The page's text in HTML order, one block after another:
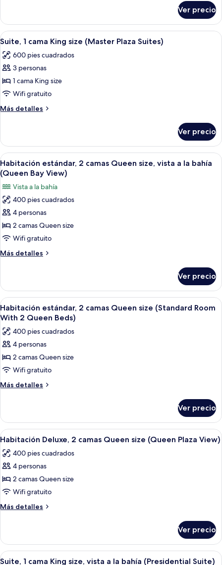
a
la
bahía
(Bay
View
Master
Suite)
1
cama
King
vista
a
bahía
(Bay
Master
Ver precio
Abrir
todas
las
fotos
de
Suite,
1
cama
size
(Master
Plaza
Suites)
Una habitación de hotel con una
8
Suite, 1 cama King size (Master Plaza Suites)
600 pies cuadrados
3 personas
1 cama King size
Wifi gratuito
Más detalles
Más
1
cama
King
size
(Master
Plaza
Suites)
Ver precio
Abrir
todas
las
fotos
de
Habitación
estándar,
2
camas
Queen
vista
la
bahía
(Queen
Bay
View)
Una habitación de hotel con cama,
5
Habitación estándar, 2 camas Queen size, vista a la bahía
(Queen Bay View)
Vista a la bahía
400 pies cuadrados
4 personas
2 camas Queen size
Wifi gratuito
Más detalles
Más
estándar,
camas
Queen
vista
a
bahía
(Queen
View)
Ver precio
Abrir
todas
las
fotos
de
Habitación
estándar,
2
size
(Standard
Room
With
2
Queen
Beds)
Habitación de hotel con dos camas,
4
Habitación estándar, 2 camas Queen size (Standard Room
With 2 Queen Beds)
400 pies cuadrados
4 personas
2 camas Queen size
Wifi gratuito
Más detalles
Más
estándar,
camas
size
(Standard
With
2
Beds)
Ver precio
Abrir
todas
las
fotos
de
Habitación
Deluxe,
2
Queen
size
(Queen
Habitación de hotel con dos camas,
4
Habitación Deluxe, 2 camas Queen size (Queen Plaza View)
400 pies cuadrados
4 personas
2 camas Queen size
Wifi gratuito
Más detalles
Más
Deluxe,
camas
Ver precio
Abrir
Una habitación de hotel con una
4
Suite, 1 cama King size, vista a la bahía (Presidential Suite)